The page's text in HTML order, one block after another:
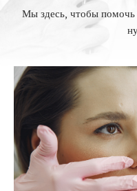
Мы здесь, чтобы помочь